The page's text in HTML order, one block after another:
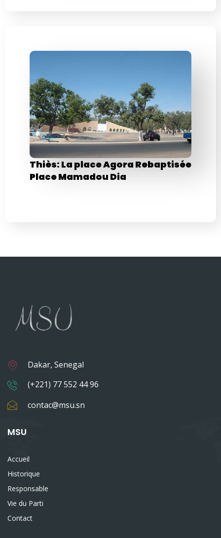
Thiès: La place Agora Rebaptisée
Place Mamadou Dia
Dakar, Senegal
(+221) 77 552 44 96
contac@msu.sn
MSU
Accueil
Historique
Responsable
Vie du Parti
Contact